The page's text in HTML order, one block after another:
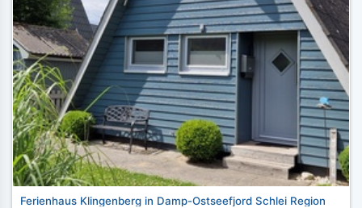
Ferienhaus Klingenberg in Damp-Ostseefjord Schlei Region